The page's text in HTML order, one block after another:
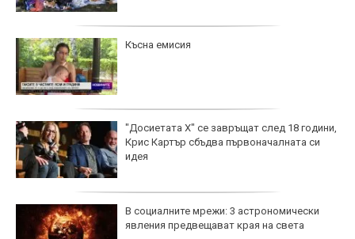
Късна емисия
"Досиетата Х" се завръщат след 18 години,
Крис Картър сбъдва първоначалната си
идея
В социалните мрежи: 3 астрономически
явления предвещават края на света